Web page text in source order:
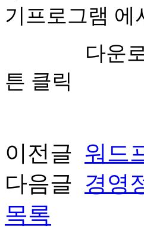
기프로그램
다운로드
튼 클릭
이전글 워드
다음글 경영
목록